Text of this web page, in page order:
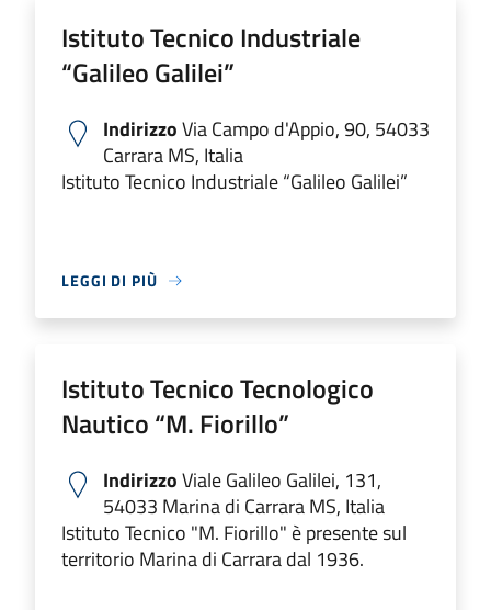
Istituto Tecnico Industriale
“Galileo Galilei”
IndirizzoVia Campo d'Appio, 90, 54033
Carrara MS, Italia
Istituto Tecnico Industriale “Galileo Galilei”
LEGGI DI PIÙ
Istituto Tecnico Tecnologico
Nautico “M. Fiorillo”
IndirizzoViale Galileo Galilei, 131,
54033 Marina di Carrara MS, Italia
Istituto Tecnico "M. Fiorillo" è presente sul
territorio Marina di Carrara dal 1936.